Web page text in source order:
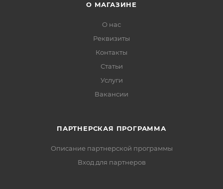
О МАГАЗИНЕ
О нас
Реквизиты
Контакты
Статьи
Услуги
Вакансии
ПАРТНЕРСКАЯ ПРОГРАММА
Описание партнерской программы
Вход для партнеров